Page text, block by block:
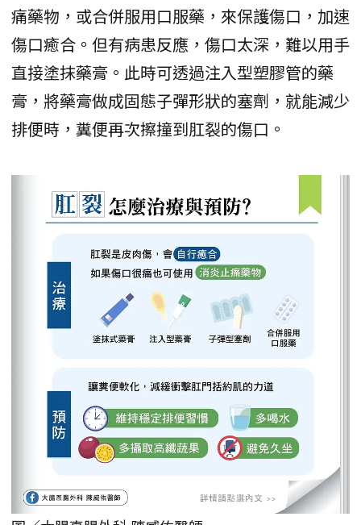
痛藥物，或合併服用口服藥，來保護傷口，加速
傷口癒合。但有病患反應，傷口太深，難以用手
直接塗抹藥膏。此時可透過注入型塑膠管的藥
膏，將藥膏做成固態子彈形狀的塞劑，就能減少
排便時，糞便再次擦撞到肛裂的傷口。